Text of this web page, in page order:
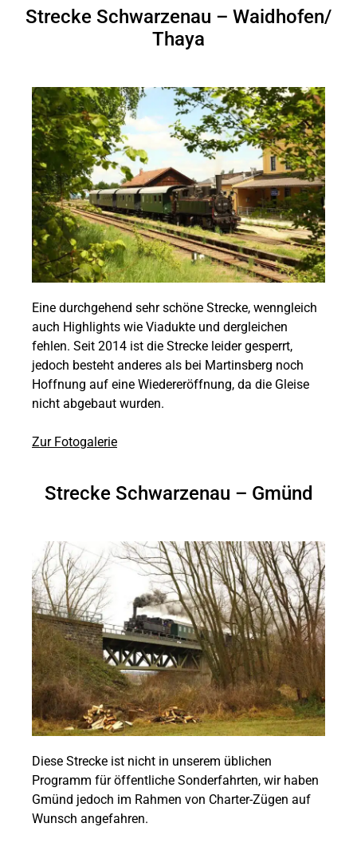
Strecke Schwarzenau – Waidhofen/
Thaya
Eine durchgehend sehr schöne Strecke, wenngleich
auch Highlights wie Viadukte und dergleichen
fehlen. Seit 2014 ist die Strecke leider gesperrt,
jedoch besteht anderes als bei Martinsberg noch
Hoffnung auf eine Wiedereröffnung, da die Gleise
nicht abgebaut wurden.
Zur Fotogalerie
Strecke Schwarzenau – Gmünd
Diese Strecke ist nicht in unserem üblichen
Programm für öffentliche Sonderfahrten, wir haben
Gmünd jedoch im Rahmen von Charter-Zügen auf
Wunsch angefahren.